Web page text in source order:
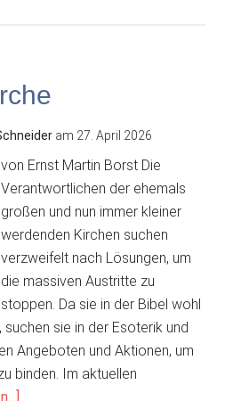
am 27. April 2026
von Ernst Martin Borst Die
Verantwortlichen der ehemals
großen und nun immer kleiner
werdenden Kirchen suchen
verzweifelt nach Lösungen, um
die massiven Austritte zu
stoppen. Da sie in der Bibel wohl
suchen sie in der Esoterik und
Angeboten und Aktionen, um
binden. Im aktuellen